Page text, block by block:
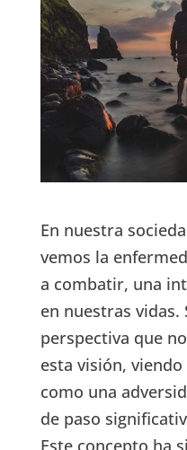
En nuestra
vemos la
a combatir, una
en nuestras vidas.
perspectiva que
esta visión,
como una
de paso
Este concepto ha